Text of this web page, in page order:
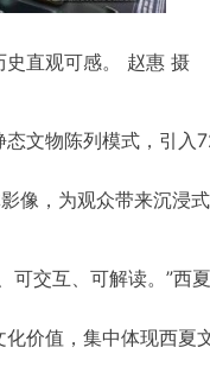
直观可感。 赵惠 摄
文物陈列模式，引入
像，为观众带来沉浸式
交互、可解读。”西
价值，集中体现西夏